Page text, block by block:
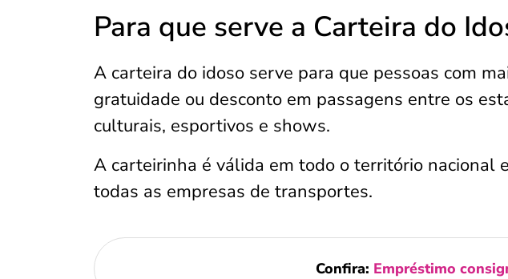
Para que serve a Carteira do
A carteira do idoso serve para que pessoas com
gratuidade ou desconto em passagens entre os
culturais, esportivos e shows.
A carteirinha é válida em todo o território nacional
todas as empresas de transportes.
Confira: Empréstimo